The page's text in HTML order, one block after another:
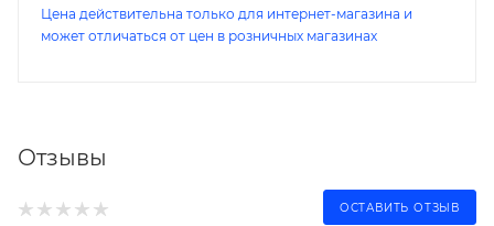
Цена действительна только для интернет-магазина и
может отличаться от цен в розничных магазинах
Отзывы
ОСТАВИТЬ ОТЗЫВ